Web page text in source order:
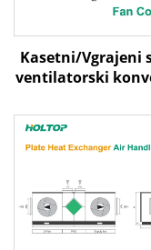
Kasetni/Vgrajeni
ventilatorski